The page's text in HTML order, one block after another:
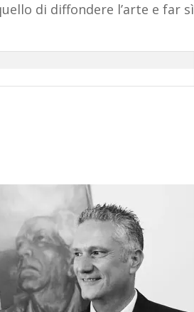
di diffondere l’arte e far sì